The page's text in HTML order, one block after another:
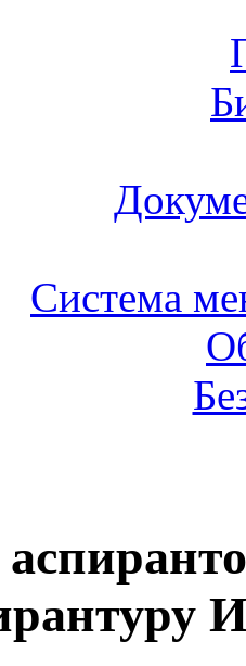
Система